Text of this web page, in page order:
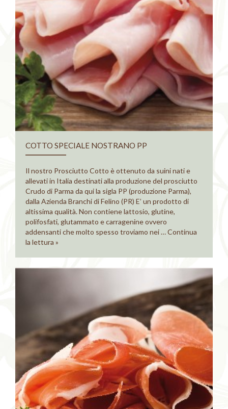
COTTO SPECIALE NOSTRANO PP
Il nostro Prosciutto Cotto è ottenuto da suini nati e
allevati in Italia destinati alla produzione del prosciutto
Crudo di Parma da qui la sigla PP (produzione Parma),
dalla Azienda Branchi di Felino (PR) E’ un prodotto di
altissima qualità. Non contiene lattosio, glutine,
polifosfati, glutammato e carragenine ovvero
addensanti che molto spesso troviamo nei …Continua
la lettura »